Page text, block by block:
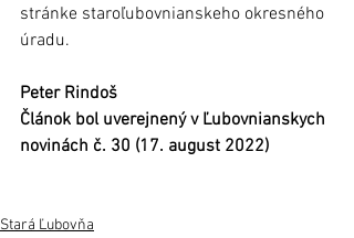
stránke staroľubovnianskeho okresného
Peter Rindoš
Článok bol uverejnený v Ľubovnianskych
Stará Ľubovňa